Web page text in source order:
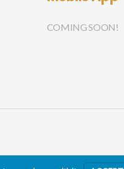
COMING SOON!